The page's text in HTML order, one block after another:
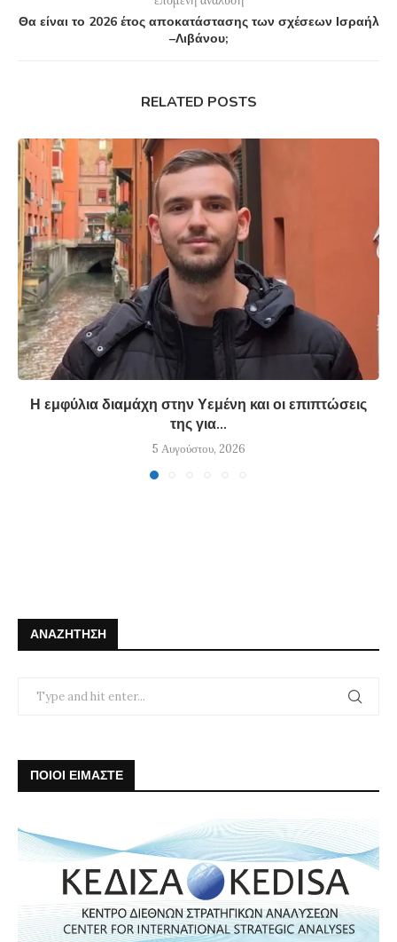
Θα είναι το 2026 έτος αποκατάστασης των σχέσεων Ισραήλ
–Λιβάνου;
RELATED POSTS
Η εμφύλια διαμάχη στην Υεμένη και οι επιπτώσεις
της για...
5 Αυγούστου, 2026
ΑΝΑΖΉΤΗΣΗ
ΠΟΙΟΙ ΕΙΜΑΣΤΕ